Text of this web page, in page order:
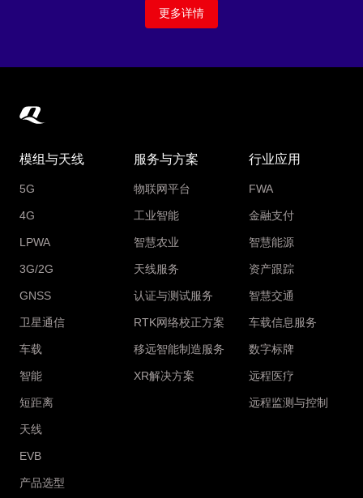
更多详情
模组与天线
5G
4G
LPWA
3G/2G
GNSS
卫星通信
车载
智能
短距离
天线
EVB
产品选型
服务与方案
物联网平台
工业智能
智慧农业
天线服务
认证与测试服务
RTK网络校正方案
移远智能制造服务
XR解决方案
行业应用
FWA
金融支付
智慧能源
资产跟踪
智慧交通
车载信息服务
数字标牌
远程医疗
远程监测与控制